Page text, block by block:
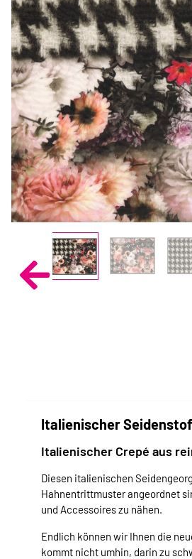
Italienischer
Italienischer Crepé aus
Diesen italienischen
Hahnentrittmuster angeordnet
und Accessoires zu nähen.
Endlich können wir Ihnen die
kommt nicht umhin, darin zu